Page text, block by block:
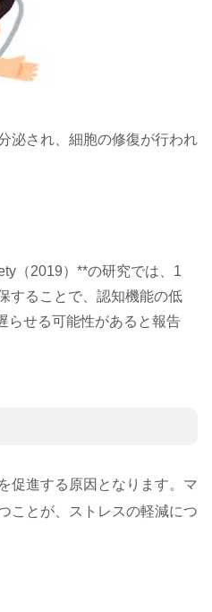
泌され、細胞の修復が行われ
（2019）**の研究では、1
することで、認知機能の低
らせる可能性があると報告
促進する原因となります。マ
ことが、ストレスの軽減につ